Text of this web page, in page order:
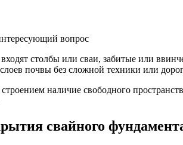
вопрос
столбы или сваи, забитые или
почвы без сложной техники или
наличие свободного
свайного